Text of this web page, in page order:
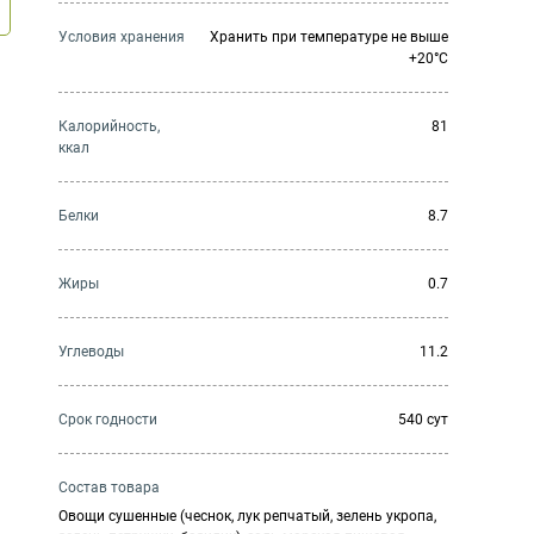
Условия хранения
Хранить при температуре не выше
+20°C
Калорийность,
ккал
81
Белки 8.7
Жиры 0.7
Углеводы 11.2
Cрок годности 540 сут
Состав товара
Овощи сушенные (чеснок, лук репчатый, зелень укропа,